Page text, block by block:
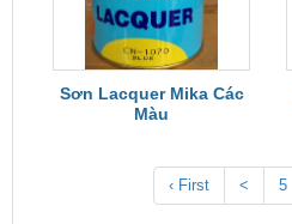
Sơn Lacquer Mika Các
Màu
‹ First < 5